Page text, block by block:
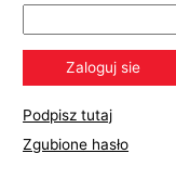
Podpisz tutaj
Zgubione hasło